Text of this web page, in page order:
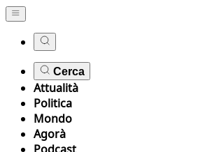
Cerca
Attualità
Politica
Mondo
Agorà